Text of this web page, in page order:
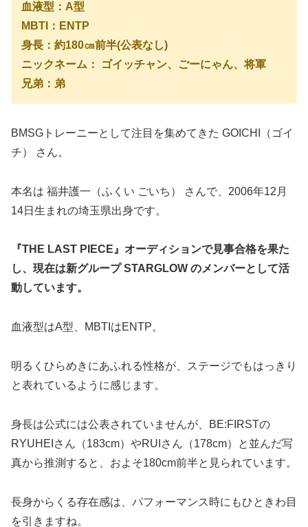
血液型：A型
MBTI：ENTP
身長：約180㎝前半(公表なし)
ニックネーム： ゴイッチャン、ごーにゃん、将軍
兄弟：弟
BMSGトレーニーとして注目を集めてきた GOICHI（ゴイ
チ） さん。
本名は 福井護一（ふくい ごいち） さんで、2006年12月
14日生まれの埼玉県出身です。
『THE LAST PIECE』オーディションで見事合格を果た
し、現在は新グループ STARGLOW のメンバーとして活
動しています。
血液型はA型、MBTIはENTP。
明るくひらめきにあふれる性格が、ステージでもはっきり
と表れているように感じます。
身長は公式には公表されていませんが、BE:FIRSTの
RYUHEIさん（183cm）やRUIさん（178cm）と並んだ写
真から推測すると、およそ180cm前半と見られています。
長身からくる存在感は、パフォーマンス時にもひときわ目
を引きますね。